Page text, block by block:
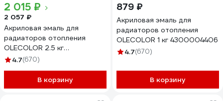
2 015 ₽
2 057 ₽
Акриловая эмаль для
радиаторов отопления
OLECOLOR 2.5 кг
4300005664
4.7(670)
В корзину
879 ₽
Акриловая эмаль для
радиаторов отопления
OLECOLOR 1 кг 4300004406
4.7(670)
В корзину